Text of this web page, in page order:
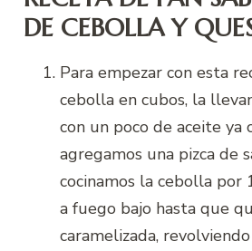
DE CEBOLLA Y
Para empezar con esta
cebolla en cubos, la
con un poco de aceite ya
agregamos una pizca de
cocinamos la cebolla por
a fuego bajo hasta que
caramelizada,